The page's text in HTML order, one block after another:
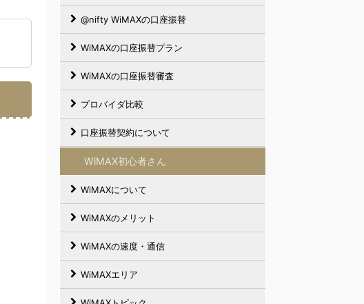
@nifty WiMAXの口座振替
WiMAXの口座振替プラン
WiMAXの口座振替審査
プロバイダ比較
口座振替契約について
WiMAX初心者さん
WiMAXについて
WiMAXのメリット
WiMAXの速度・通信
WiMAXエリア